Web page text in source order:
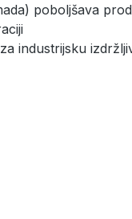
poboljšava
industrijsku